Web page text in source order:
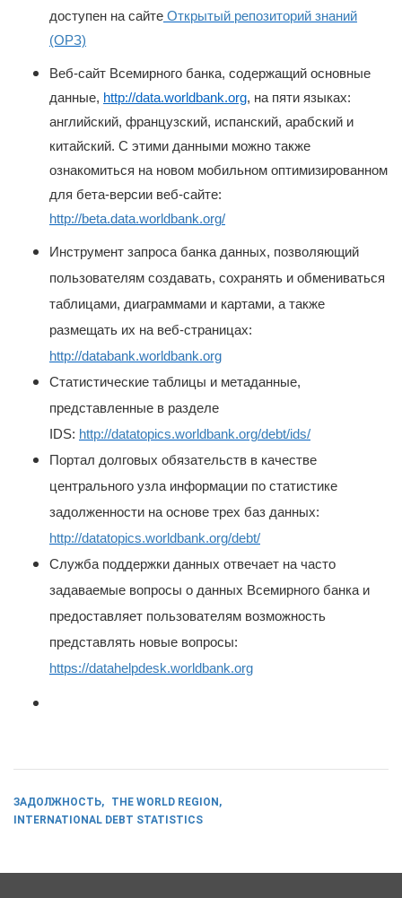
доступен на сайте Открытый репозиторий знаний
(ОРЗ)
Веб-сайт Всемирного банка, содержащий основные
данные, http://data.worldbank.org, на пяти языках:
английский, французский, испанский, арабский и
китайский. С этими данными можно также
ознакомиться на новом мобильном оптимизированном
для бета-версии веб-сайте:
http://beta.data.worldbank.org/
Инструмент запроса банка данных, позволяющий
пользователям создавать, сохранять и обмениваться
таблицами, диаграммами и картами, а также
размещать их на веб-страницах:
http://databank.worldbank.org
Статистические таблицы и метаданные,
представленные в разделе
IDS: http://datatopics.worldbank.org/debt/ids/
Портал долговых обязательств в качестве
центрального узла информации по статистике
задолженности на основе трех баз данных:
http://datatopics.worldbank.org/debt/
Служба поддержки данных отвечает на часто
задаваемые вопросы о данных Всемирного банка и
предоставляет пользователям возможность
представлять новые вопросы:
https://datahelpdesk.worldbank.org
ЗАДОЛЖНОСТЬ
THE WORLD REGION
INTERNATIONAL DEBT STATISTICS